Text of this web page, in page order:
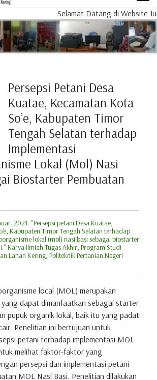
Selamat Datang di Website
Persepsi Petani Desa
Kuatae, Kecamatan Kota
So’e, Kabupaten Timor
Tengah Selatan terhadap
Implementasi
Lokal (Mol) Nasi
Biostarter Pembuatan
2021. "Persepsi petani Desa Kuatae,
Kabupaten Timor Tengah Selatan terhadap
lokal (mol) nasi basi sebagai biostarter
Karya Ilmiah Tugas Akhir, Program Studi
Lahan Kering, Politeknik Pertanian Negeri
local (MOL) merupakan
dapat dimanfaatkan sebagai starter
pupuk organik lokal, baik itu yang padat
Penelitian ini bertujuan untuk
petani terhadap implementasi MOL
melihat faktor-faktor yang
persepsi dan implementasi petani
MOL Nasi Basi. Penelitian dilakukan